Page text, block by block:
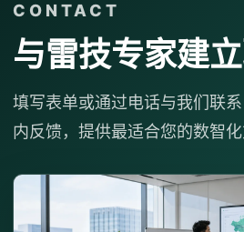
CONTACT
与雷技专家建
填写表单或通过电话与我们联
内反馈，提供最适合您的数智化